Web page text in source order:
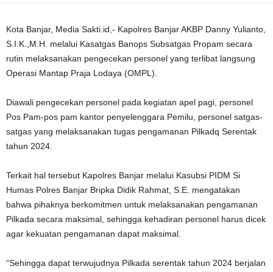
Kota Banjar, Media Sakti.id,- Kapolres Banjar AKBP Danny Yulianto,
S.I.K.,M.H. melalui Kasatgas Banops Subsatgas Propam secara
rutin melaksanakan pengecekan personel yang terlibat langsung
Operasi Mantap Praja Lodaya (OMPL).
Diawali pengecekan personel pada kegiatan apel pagi, personel
Pos Pam-pos pam kantor penyelenggara Pemilu, personel satgas-
satgas yang melaksanakan tugas pengamanan Pilkadq Serentak
tahun 2024.
Terkait hal tersebut Kapolres Banjar melalui Kasubsi PIDM Si
Humas Polres Banjar Bripka Didik Rahmat, S.E. mengatakan
bahwa pihaknya berkomitmen untuk melaksanakan pengamanan
Pilkada secara maksimal, sehingga kehadiran personel harus dicek
agar kekuatan pengamanan dapat maksimal.
“Sehingga dapat terwujudnya Pilkada serentak tahun 2024 berjalan